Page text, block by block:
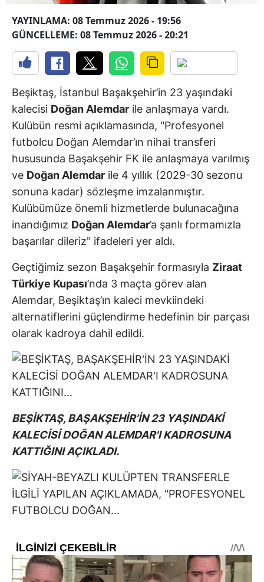
YAYINLAMA: 08 Temmuz 2026 - 19:56
GÜNCELLEME: 08 Temmuz 2026 - 20:21
Beşiktaş, İstanbul Başakşehir’in 23 yaşındaki
kalecisi Doğan Alemdar ile anlaşmaya vardı.
Kulübün resmi açıklamasında, "Profesyonel
futbolcu Doğan Alemdar’ın nihai transferi
hususunda Başakşehir FK ile anlaşmaya varılmış
ve Doğan Alemdar ile 4 yıllık (2029-30 sezonu
sonuna kadar) sözleşme imzalanmıştır.
Kulübümüze önemli hizmetlerde bulunacağına
inandığımız Doğan Alemdar’a şanlı formamızla
başarılar dileriz" ifadeleri yer aldı.
Geçtiğimiz sezon Başakşehir formasıyla Ziraat
Türkiye Kupası’nda 3 maçta görev alan
Alemdar, Beşiktaş’ın kaleci mevkiindeki
alternatiflerini güçlendirme hedefinin bir parçası
olarak kadroya dahil edildi.
BEŞİKTAŞ, BAŞAKŞEHİR'İN 23 YAŞINDAKİ
KALECİSİ DOĞAN ALEMDAR'I KADROSUNA
KATTIĞINI AÇIKLADI.